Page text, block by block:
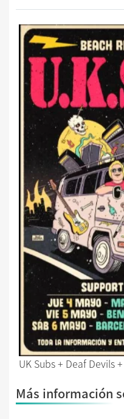
UK Subs + Deaf Devils
Más información